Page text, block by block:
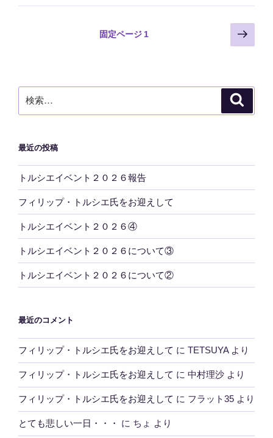
ゲ
ー
ョ
ン
固定ページ 1
次
の
ジ
索:
最近の投稿
トルシエイベント２０２６報告
フィリップ・トルシエ氏をお迎えして
トルシエイベント２０２６④
トルシエイベント２０２６について③
トルシエイベント２０２６について②
最近のコメント
フィリップ・トルシエ氏をお迎えして に TETSUYAより
フィリップ・トルシエ氏をお迎えして に 中村理沙 より
フィリップ・トルシエ氏をお迎えして に フラット35 より
とても悲しい一日・・・ に ちょ より